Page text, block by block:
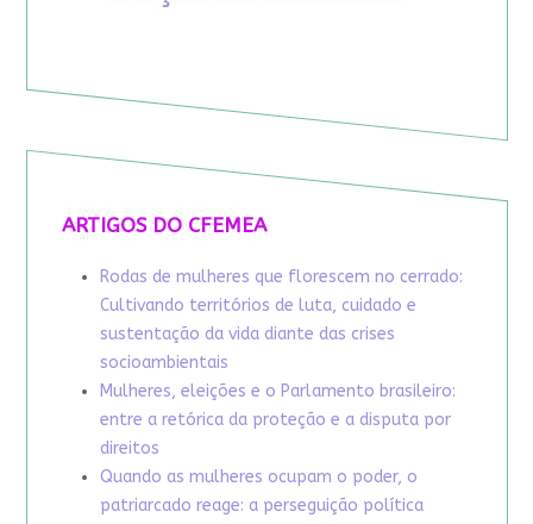
ARTIGOS DO CFEMEA
Rodas de mulheres que florescem no cerrado:
Cultivando territórios de luta, cuidado e
sustentação da vida diante das crises
socioambientais
Mulheres, eleições e o Parlamento brasileiro:
entre a retórica da proteção e a disputa por
direitos
Quando as mulheres ocupam o poder, o
patriarcado reage: a perseguição política